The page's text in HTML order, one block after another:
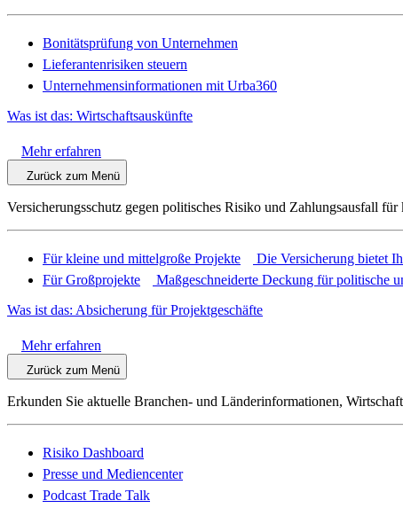
Bonitätsprüfung von Unternehmen
Lieferantenrisiken steuern
Unternehmensinformationen mit Urba360
Was ist das: Wirtschaftsauskünfte
Mehr erfahren
Zurück zum Menü
Versicherungsschutz gegen politisches Risiko und Zahlungsausfall
Für kleine und mittelgroße Projekte
Die Versicherung bietet
Für Großprojekte
Maßgeschneiderte Deckung für politische
Was ist das: Absicherung für Projektgeschäfte
Mehr erfahren
Zurück zum Menü
Erkunden Sie aktuelle Branchen- und Länderinformationen,
Risiko Dashboard
Presse und Mediencenter
Podcast Trade Talk